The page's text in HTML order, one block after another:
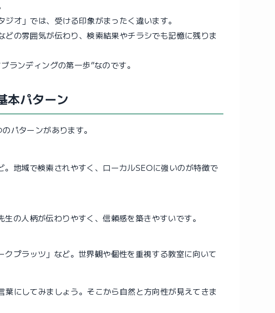
オ」では、受ける印象がまったく違います。
の雰囲気が伝わり、検索結果やチラシでも記憶に残りま
ランディングの第一歩”なのです。
本パターン
パターンがあります。
地域で検索されやすく、ローカルSEOに強いのが特徴で
の人柄が伝わりやすく、信頼感を築きやすいです。
プラッツ」など。世界観や個性を重視する教室に向いて
にしてみましょう。そこから自然と方向性が見えてきま